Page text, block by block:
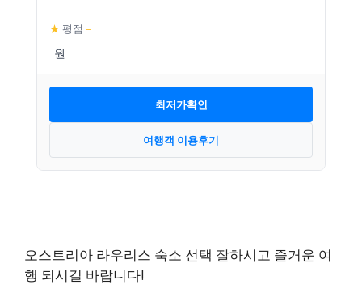
★ 평점 –
최저가확인
여행객 이용후기
오스트리아 라우리스 숙소 선택 잘하시고 즐거운 여
행 되시길 바랍니다!